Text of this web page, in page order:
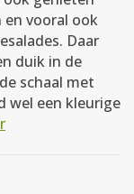
vooral ook
Daar
duik in de
schaal met
wel een kleurige